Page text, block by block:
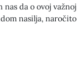
da o ovoj važnoj
nasilja, naročito